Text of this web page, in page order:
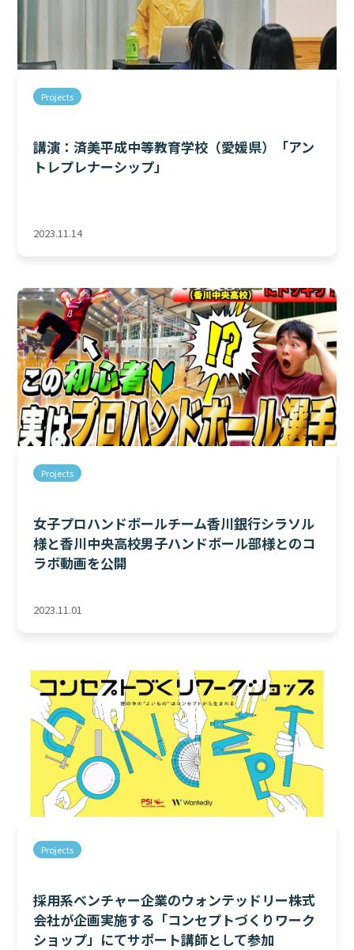
Projects
講演：済美平成中等教育学校（愛媛県）「アン
トレプレナーシップ」
2023.11.14
Projects
女子プロハンドボールチーム香川銀行シラソル
様と香川中央高校男子ハンドボール部様とのコ
ラボ動画を公開
2023.11.01
Projects
採用系ベンチャー企業のウォンテッドリー株式
会社が企画実施する「コンセプトづくりワーク
ショップ」にてサポート講師として参加